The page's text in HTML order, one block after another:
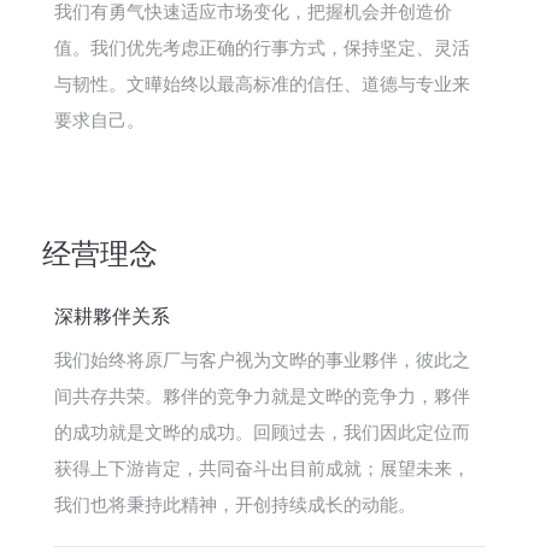
我们有勇气快速适应市场变化，把握机会并创造价
值。我们优先考虑正确的行事方式，保持坚定、灵活
与韧性。文曄始终以最高标准的信任、道德与专业来
要求自己。
经营理念
深耕夥伴关系
我们始终将原厂与客户视为文晔的事业夥伴，彼此之
间共存共荣。夥伴的竞争力就是文晔的竞争力，夥伴
的成功就是文晔的成功。回顾过去，我们因此定位而
获得上下游肯定，共同奋斗出目前成就；展望未来，
我们也将秉持此精神，开创持续成长的动能。